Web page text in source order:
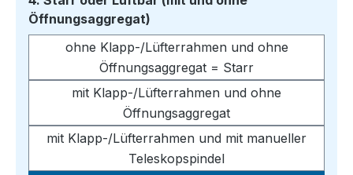
Öffnungsaggregat)
ohne Klapp-/Lüfterrahmen und ohne
Öffnungsaggregat = Starr
mit Klapp-/Lüfterrahmen und ohne
Öffnungsaggregat
mit Klapp-/Lüfterrahmen und mit manueller
Teleskopspindel